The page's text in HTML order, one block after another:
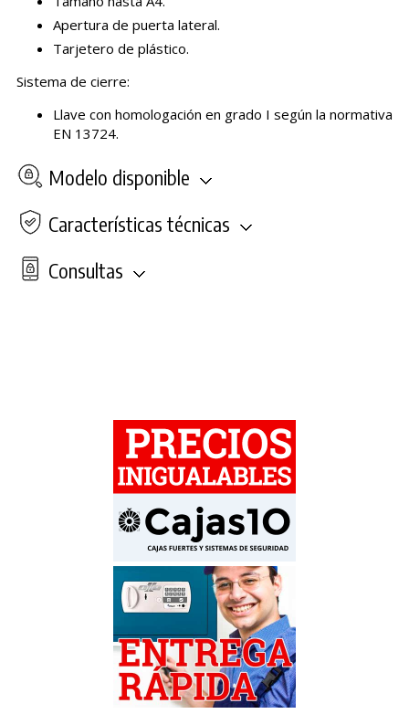
Apertura de puerta lateral.
Tarjetero de plástico.
Sistema de cierre:
Llave con homologación en grado I según la normativa
EN 13724.
Modelo disponible
Características técnicas
Consultas